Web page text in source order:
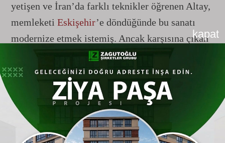
kapat
yetişen ve İran’da farklı teknikler öğrenen Altay,
memleketi Eskişehir’e döndüğünde bu sanatı
modernize etmek istemiş. Ancak karşısına çıkan
en büyük engel, bu kadim bilginin bir "sır" gibi
saklanması olmuş. Altay, bir ustanın öğretmek
karşılığında 20 kilo altın istemesi üzerine kendi
yolunu çizmeye karar vermiş: